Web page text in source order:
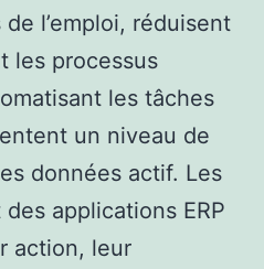
l’emploi, réduisent
les processus
les tâches
un niveau de
données actif. Les
applications ERP
action, leur